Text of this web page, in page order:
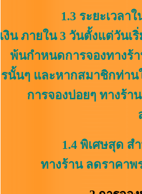
1.3 ระยะเวลาในกา
เงิน ภายใน 3 วันตั้งแต่วันเ
พ้นกำหนดการจองทางร้
รนั้นๆ และหากสมาชิกท่าน
การจองบ่อยๆ ทางร้
1.4 พิเศษสุด สำหรับ
ทางร้าน ลดราคาพ